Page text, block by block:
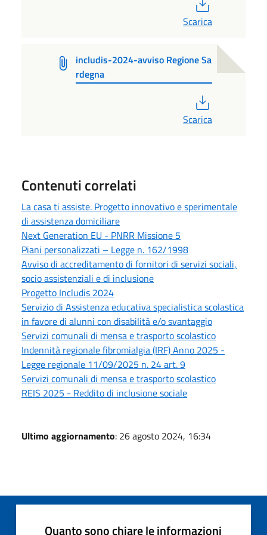
Scarica
includis-2024-avviso Regione Sa
rdegna
Scarica
Contenuti correlati
La casa ti assiste. Progetto innovativo e sperimentale
di assistenza domiciliare
Next Generation EU - PNRR Missione 5
Piani personalizzati – Legge n. 162/1998
Avviso di accreditamento di fornitori di servizi sociali,
socio assistenziali e di inclusione
Progetto Includis 2024
Servizio di Assistenza educativa specialistica scolastica
in favore di alunni con disabilità e/o svantaggio
Servizi comunali di mensa e trasporto scolastico
Indennità regionale fibromialgia (IRF) Anno 2025 -
Legge regionale 11/09/2025 n. 24 art. 9
Servizi comunali di mensa e trasporto scolastico
REIS 2025 - Reddito di inclusione sociale
Ultimo aggiornamento: 26 agosto 2024, 16:34
Quanto sono chiare le informazioni